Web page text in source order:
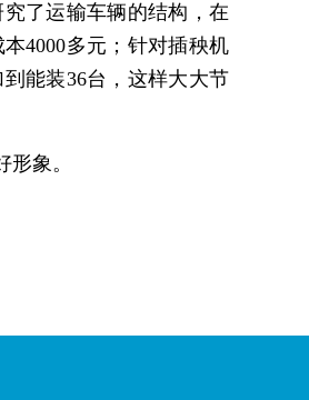
了运输车辆的结构，在
4000多元；针对插秧机
能装36台，这样大大节
象。